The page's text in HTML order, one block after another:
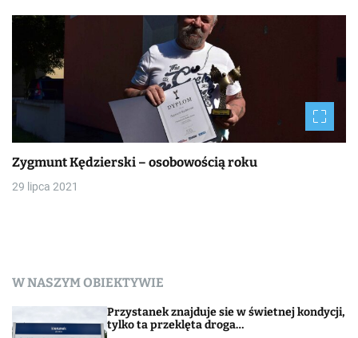
Zygmunt Kędzierski – osobowością roku
29 lipca 2021
W NASZYM OBIEKTYWIE
Przystanek znajduje sie w świetnej kondycji,
tylko ta przeklęta droga…